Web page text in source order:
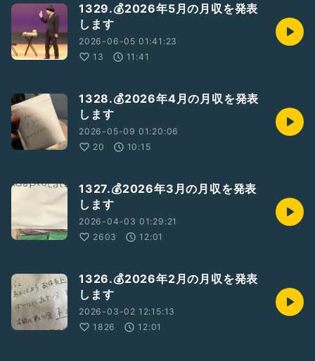
期間中、「ゴールデン」ギフトからの獲得SCOREの合計上位
になると旅行券ゲット！
◆ゴールデン大賞（1位）
・JTBトラベルギフト 4万円分
・JTBトラベルギフト 1万円分
◆ゴールデン配信賞
・イベント期間中、5日以上ライブ配信を行った方に、延長チ
ケット5枚をプレゼントします。
ガクヅケ新ネタライブ
【スペシャルタイム】
🎫2000円
👤スペシャル転換お手伝いゲスト
牛女しらす
終演後に物販あり
1329.💰2026年5月の月収を発表
します
2026-06-05 01:41:23
13
11:41
1328.💰2026年4月の月収を発表
します
2026-05-09 01:20:06
20
10:15
1327.💰2026年3月の月収を発表
します
2026-04-03 01:29:21
2603
12:01
1326.💰2026年2月の月収を発表
します
2026-03-02 12:15:13
1826
12:01